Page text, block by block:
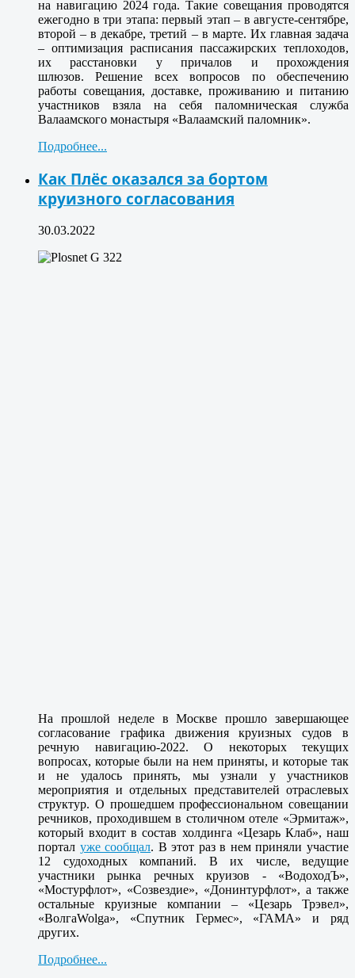
на навигацию 2024 года. Такие совещания проводятся
ежегодно в три этапа: первый этап – в августе-сентябре,
второй – в декабре, третий – в марте. Их главная задача
– оптимизация расписания пассажирских теплоходов,
их расстановки у причалов и прохождения
шлюзов. Решение всех вопросов по обеспечению
работы совещания, доставке, проживанию и питанию
участников взяла на себя паломническая служба
Валаамского монастыря «Валаамский паломник».
Подробнее...
Как Плёс оказался за бортом
круизного согласования
30.03.2022
На прошлой неделе в Москве прошло завершающее
согласование графика движения круизных судов в
речную навигацию-2022. О некоторых текущих
вопросах, которые были на нем приняты, и которые так
и не удалось принять, мы узнали у участников
мероприятия и отдельных представителей отраслевых
структур. О прошедшем профессиональном совещании
речников, проходившем в столичном отеле «Эрмитаж»,
который входит в состав холдинга «Цезарь Клаб», наш
портал уже сообщал. В этот раз в нем приняли участие
12 судоходных компаний. В их числе, ведущие
участники рынка речных круизов - «ВодоходЪ»,
«Мостурфлот», «Созвездие», «Донинтурфлот», а также
остальные круизные компании – «Цезарь Трэвел»,
«ВолгаWolga», «Спутник Гермес», «ГАМА» и ряд
других.
Подробнее...